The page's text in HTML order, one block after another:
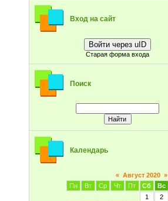
Вход на сайт
Войти через uID
Старая форма входа
Поиск
Календарь
« Август 2020 »
Пн
Вт Ср Чт Пт Сб
Вс
1
2